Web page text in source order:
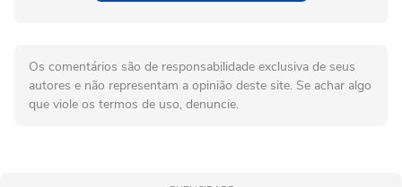
Os comentários são de responsabilidade exclusiva de seus
autores e não representam a opinião deste site. Se achar algo
que viole os termos de uso, denuncie.